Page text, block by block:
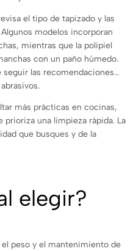
el tipo de tapizado y las
modelos incorporan
mientras que la polipiel
con un paño húmedo.
las recomendaciones
más prácticas en cocinas,
una limpieza rápida. La
que busques y de la
elegir?
peso y el mantenimiento de